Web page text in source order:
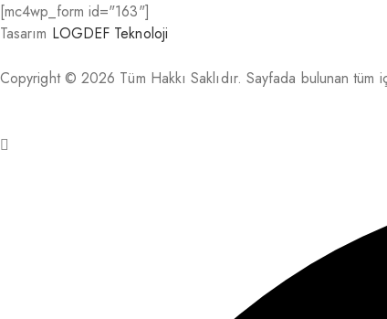
[mc4wp_form id="163"]
Tasarım LOGDEF Teknoloji
Copyright © 2026 Tüm Hakkı Saklıdır. Sayfada bulunan tüm